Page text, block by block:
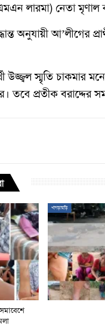
লারমা) নেতা মৃণাল
অনুযায়ী আ’লীগের
উজ্জ্বল স্মৃতি
তবে প্রতীক বরাদ্দের
খাগড়াছড়ি